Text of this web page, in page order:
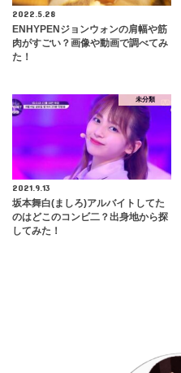
2022.5.28
ENHYPENジョンウォンの肩幅や筋
肉がすごい？画像や動画で調べてみ
た！
未分類
2021.9.13
坂本舞白(ましろ)アルバイトしてた
のはどこのコンビ二？出身地から探
してみた！